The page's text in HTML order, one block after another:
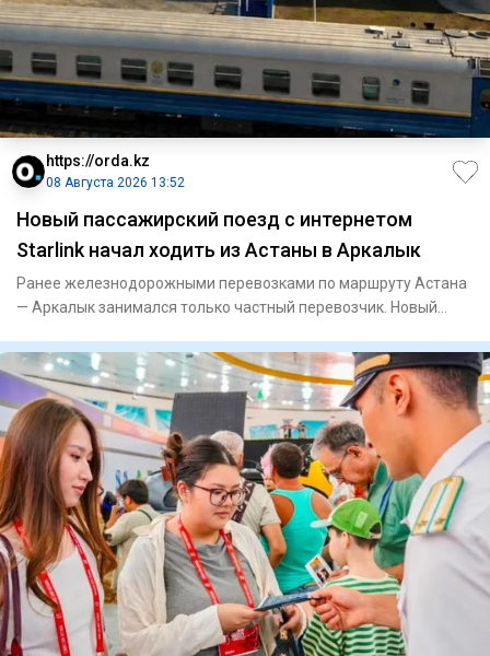
https://orda.kz
08 Августа 2026 13:52
Новый пассажирский поезд с интернетом
Starlink начал ходить из Астаны в Аркалык
Ранее железнодорожными перевозками по маршруту Астана
— Аркалык занимался только частный перевозчик. Новый